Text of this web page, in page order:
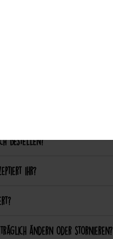
bestellen?
ihr?
ändern oder stornieren?